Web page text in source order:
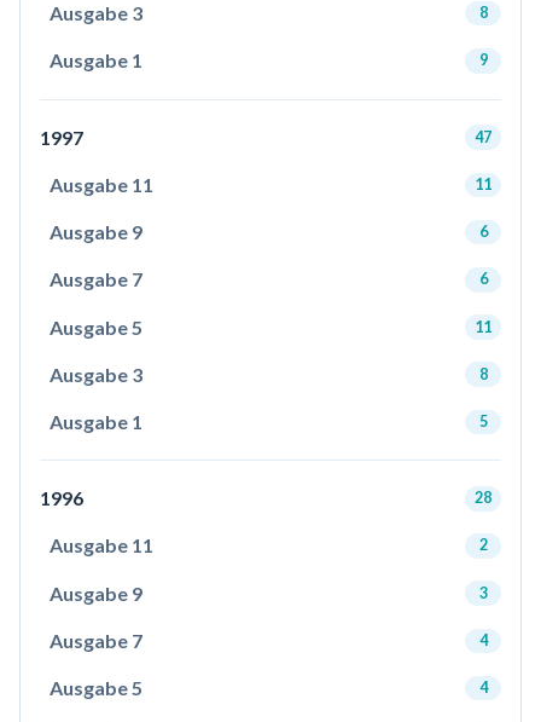
Ausgabe 3 8
Ausgabe 1 9
1997 47
Ausgabe 11 11
Ausgabe 9 6
Ausgabe 7 6
Ausgabe 5 11
Ausgabe 3 8
Ausgabe 1 5
1996 28
Ausgabe 11 2
Ausgabe 9 3
Ausgabe 7 4
Ausgabe 5 4